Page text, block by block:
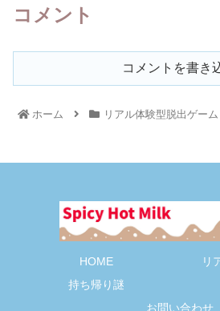
コメント
コメントを書き
ホーム リアル体験型脱出ゲーム
HOME
リ
持ち帰り謎
お問い合わせ